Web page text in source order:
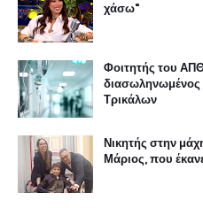
χάσω"
Φοιτητής του ΑΠΘ
διασωληνωμένος
Τρικάλων
Νικητής στην
Μάριος, που